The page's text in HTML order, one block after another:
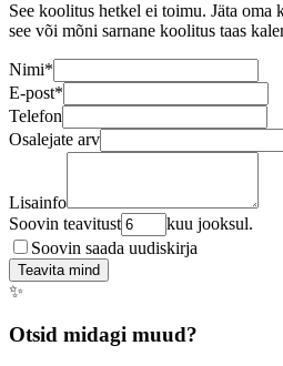
See koolitus hetkel ei toimu. Jäta oma
see või mõni sarnane koolitus taas
Nimi*
E-post*
Telefon
Osalejate arv
Lisainfo
Soovin teavitust
kuu jooksul.
Soovin saada uudiskirja
Teavita mind
✨
Otsid midagi muud?